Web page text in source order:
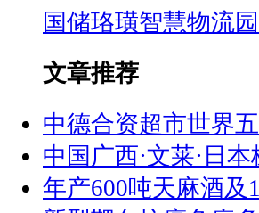
国储珞璜智慧物流
文章推荐
中德合资超市世界
中国广西·文莱·日
年产600吨天麻酒